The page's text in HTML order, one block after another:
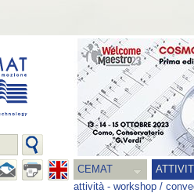
CEMAT
attività- workshop /